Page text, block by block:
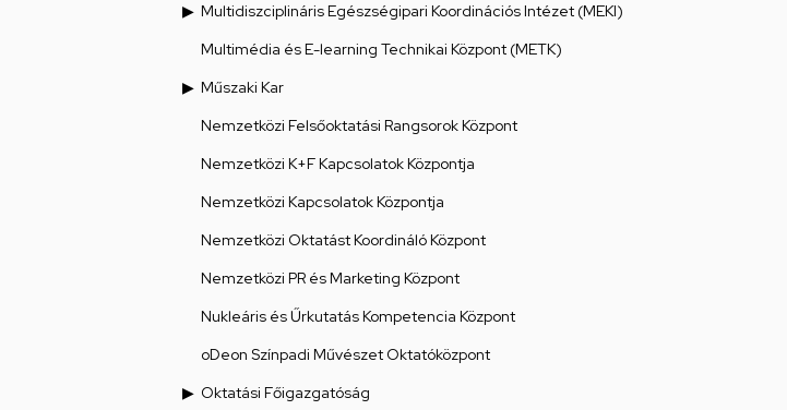
Multidiszciplináris Egészségipari Koordinációs Intézet (MEKI)
Multimédia és E-learning Technikai Központ (METK)
Műszaki Kar
Nemzetközi Felsőoktatási Rangsorok Központ
Nemzetközi K+F Kapcsolatok Központja
Nemzetközi Kapcsolatok Központja
Nemzetközi Oktatást Koordináló Központ
Nemzetközi PR és Marketing Központ
Nukleáris és Űrkutatás Kompetencia Központ
oDeon Színpadi Művészet Oktatóközpont
Oktatási Főigazgatóság